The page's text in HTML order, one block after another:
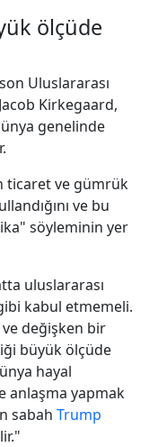
ölçüde
Uluslararası
Kirkegaard,
genelinde
ticaret ve gümrük
ve bu
söyleminin yer
uluslararası
kabul etmemeli.
değişken bir
büyük ölçüde
hayal
anlaşma yapmak
sabah Trump